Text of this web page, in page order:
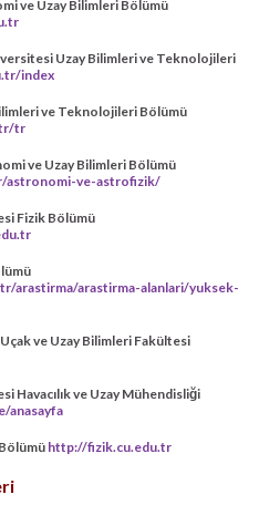
ve Uzay Bilimleri Bölümü
Uzay Bilimleri ve Teknolojileri
index
ve Teknolojileri Bölümü
tr
ve Uzay Bilimleri Bölümü
astronomi-ve-astrofizik/
Fizik Bölümü
arastirma/arastirma-alanlari/yuksek-
ve Uzay Bilimleri Fakültesi
Havacılık ve Uzay Mühendisliği
anasayfa
http://fizik.cu.edu.tr